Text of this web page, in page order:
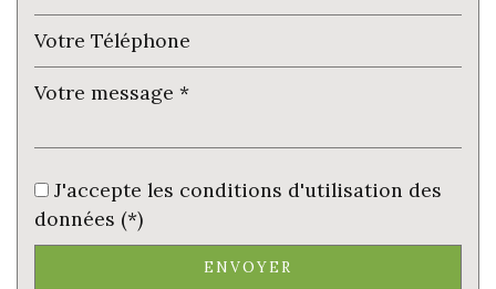
Habitants de moins de 25 ans
30,18 %
Habitants de 25 à 55 ans
Habitants de plus de 55 ans
Familles avec 1 ou 2 enfants
33,33 %
Maisons
J'accepte les conditions d'utilisation des
données (*)
ENVOYER